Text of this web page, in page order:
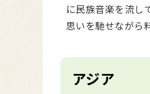
に民族音楽を流し
思いを馳せながら
アジア